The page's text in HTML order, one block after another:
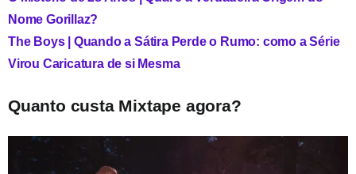
Nome Gorillaz?
The Boys | Quando a Sátira Perde o Rumo: como a Série
Virou Caricatura de si Mesma
Quanto custa Mixtape agora?